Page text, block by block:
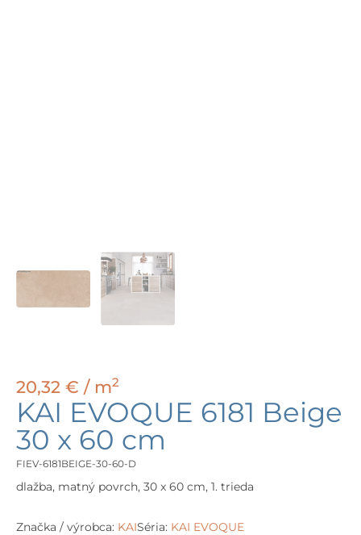
20,32 € / m2
KAI EVOQUE 6181 Beige
30 x 60 cm
FIEV-6181BEIGE-30-60-D
dlažba, matný povrch, 30 x 60 cm, 1. trieda
Značka / výrobca: KAISéria: KAI EVOQUE